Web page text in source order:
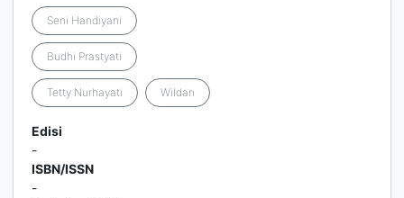
Seni Handiyani
Budhi Prastyati
Tetty Nurhayati Wildan
Edisi
-
ISBN/ISSN
-